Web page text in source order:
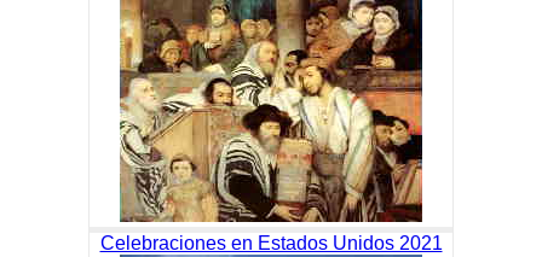
Celebraciones en Estados Unidos 2021